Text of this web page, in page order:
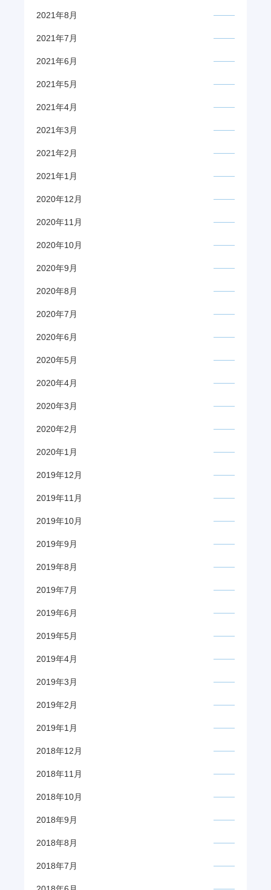
2021年8月
2021年7月
2021年6月
2021年5月
2021年4月
2021年3月
2021年2月
2021年1月
2020年12月
2020年11月
2020年10月
2020年9月
2020年8月
2020年7月
2020年6月
2020年5月
2020年4月
2020年3月
2020年2月
2020年1月
2019年12月
2019年11月
2019年10月
2019年9月
2019年8月
2019年7月
2019年6月
2019年5月
2019年4月
2019年3月
2019年2月
2019年1月
2018年12月
2018年11月
2018年10月
2018年9月
2018年8月
2018年7月